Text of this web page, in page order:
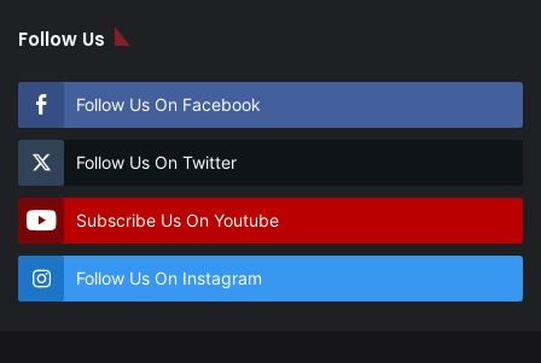
Follow Us
Follow Us On Facebook
Follow Us On Twitter
Subscribe Us On Youtube
Follow Us On Instagram